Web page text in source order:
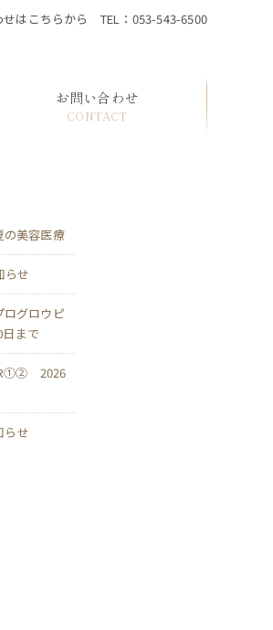
お問い合わせ
CONTACT
の美容医療
らせ
ログロウピ
まで
2026
らせ